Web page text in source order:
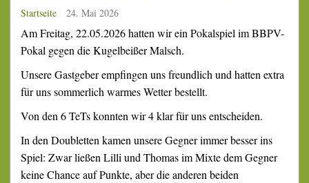
Startseite 24. Mai 2026
Am Freitag, 22.05.2026 hatten wir ein Pokalspiel im BBPV-
Pokal gegen die Kugelbeißer Malsch.
Unsere Gastgeber empfingen uns freundlich und hatten extra
für uns sommerlich warmes Wetter bestellt.
Von den 6 TeTs konnten wir 4 klar für uns entscheiden.
In den Doubletten kamen unsere Gegner immer besser ins
Spiel: Zwar ließen Lilli und Thomas im Mixte dem Gegner
keine Chance auf Punkte, aber die anderen beiden